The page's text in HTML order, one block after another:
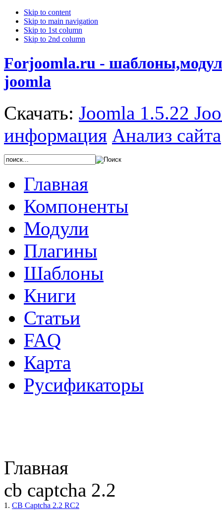
Skip to content
Skip to main navigation
Skip to 1st column
Skip to 2nd column
Forjoomla.ru -
joomla
Скачать: Joomla 1.5.22
информация Анализ сайта
Главная
Компоненты
Модули
Плагины
Шаблоны
Книги
Статьи
FAQ
Карта
Русификаторы
Главная
cb captcha 2.2
1. CB Captcha 2.2 RC2